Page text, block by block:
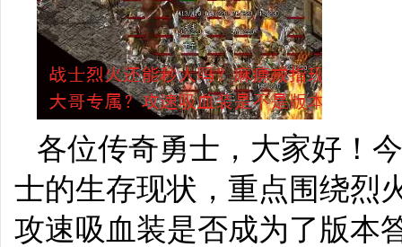
各位传奇勇士，大家好！
士的生存现状，重点围绕烈
攻速吸血装是否成为了版本